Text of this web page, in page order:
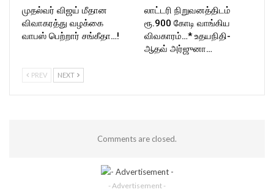
முதல்வர் விஜய் மீதான
விவாகரத்து வழக்கை
வாபஸ் பெற்றார் சங்கீதா…!
லாட்டரி நிறுவனத்திடம்
ரூ.900 கோடி வாங்கிய
விவகாரம்…* உதயநிதி-
ஆதவ் அர்ஜுனா…
PREV NEXT
Comments are closed.
- Advertisement -